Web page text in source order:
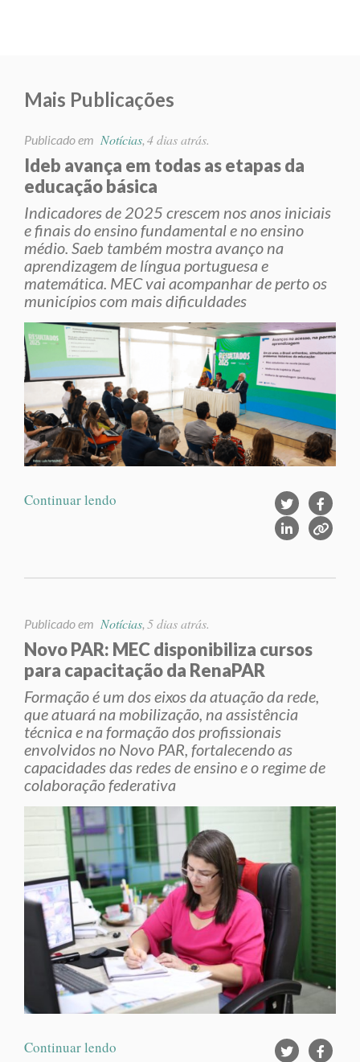
Mais Publicações
Publicado em Notícias, 4 dias atrás.
Ideb avança em todas as etapas da
educação básica
Indicadores de 2025 crescem nos anos iniciais
e finais do ensino fundamental e no ensino
médio. Saeb também mostra avanço na
aprendizagem de língua portuguesa e
matemática. MEC vai acompanhar de perto os
municípios com mais dificuldades
Continuar lendo
Publicado em Notícias 5 dias atrás.
Novo PAR: MEC disponibiliza cursos
para capacitação da RenaPAR
Formação é um dos eixos da atuação da rede,
que atuará na mobilização, na assistência
técnica e na formação dos profissionais
envolvidos no Novo PAR, fortalecendo as
capacidades das redes de ensino e o regime de
colaboração federativa
Continuar lendo